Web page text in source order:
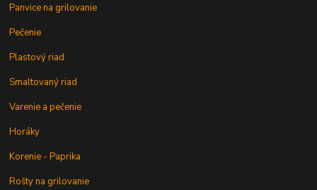
Panvice na grilovanie
Pečenie
Plastový riad
Smaltovaný riad
Varenie a pečenie
Horáky
Korenie - Paprika
Rošty na grilovanie